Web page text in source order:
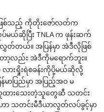
ဖြစ်သည့် ကိုတိုး‌ဇော်လတ်က
ပ်မယ်ဆိုပြီး TNLA က ဖုန်းဆက်
တယ်။ အပြန်မှာ အဲဒီလိုဖြစ်
ော့လည်း အဲဒီကိုမ‌ရောက်ဘူး။
လားရှိုးရဲစခန်းကိုပို့မယ်ဆိုလို့
မာပြည်မှာ အပြည့်အဝ မ
ေးမယူထား‌သေးတဲ့သူ‌တွေဆီ သတင်း
ဟာ သတင်းမီဒီယာလွတ်လပ်ခွင့်မှာ